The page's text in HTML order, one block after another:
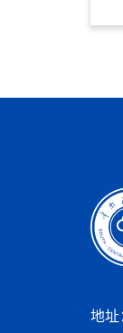
地址